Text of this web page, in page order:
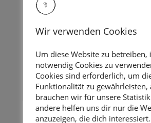
Freilufttheater
BRUNNERART
byIlse-Vivienne|Jun 4, 2026
& bündig
Wir verwenden Cookies
Um diese Website zu betreiben,
notwendig Cookies zu
Cookies sind erforderlich, um
Funktionalität zu gewährleisten,
brauchen wir für unsere
andere helfen uns dir nur die
anzuzeigen, die dich